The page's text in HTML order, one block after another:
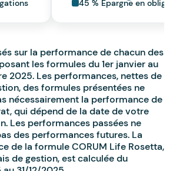
45 % Épargne en
sur la performance de chacun des
les formules du 1er janvier au
2025. Les performances, nettes de
des formules présentées ne
nécessairement la performance de
qui dépend de la date de votre
Les performances passées ne
des performances futures. La
de la formule CORUM Life Rosetta,
de gestion, est calculée du